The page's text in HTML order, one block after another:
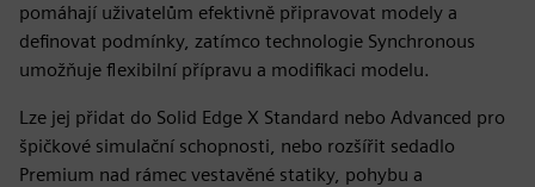
pomáhají uživatelům efektivně připravovat modely a
definovat podmínky, zatímco technologie Synchronous
umožňuje flexibilní přípravu a modifikaci modelu.
Lze jej přidat do Solid Edge X Standard nebo Advanced pro
špičkové simulační schopnosti, nebo rozšířit sedadlo
Premium nad rámec vestavěné statiky, pohybu a